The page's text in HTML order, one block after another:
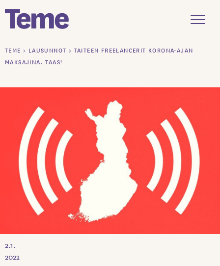
Siirry
sisältöön
TEME > LAUSUNNOT > TAITEEN FREELANCERIT KORONA-AJAN
MAKSAJINA. TAAS!
2.1.
2022